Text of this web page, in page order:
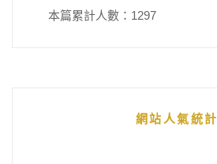
本篇累計人數： 1297
網站人氣統計